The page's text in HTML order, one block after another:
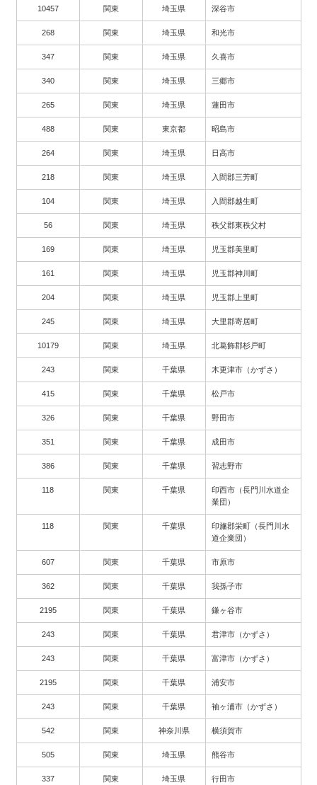
10457 関東 埼玉県 深谷市
268 関東 埼玉県 和光市
347 関東 埼玉県 久喜市
340 関東 埼玉県 三郷市
265 関東 埼玉県 蓮田市
488 関東 東京都 昭島市
264 関東 埼玉県 日高市
218 関東 埼玉県 入間郡三芳町
104 関東 埼玉県 入間郡越生町
56 関東 埼玉県 秩父郡東秩父村
169 関東 埼玉県 児玉郡美里町
161 関東 埼玉県 児玉郡神川町
204 関東 埼玉県 児玉郡上里町
245 関東 埼玉県 大里郡寄居町
10179 関東 埼玉県 北葛飾郡杉戸町
243 関東 千葉県 木更津市（かずさ）
415 関東 千葉県 松戸市
326 関東 千葉県 野田市
351 関東 千葉県 成田市
386 関東 千葉県 習志野市
118 関東 千葉県
印西市（長門川水道企
業団）
118 関東 千葉県
印旛郡栄町（長門川水
道企業団）
607 関東 千葉県 市原市
362 関東 千葉県 我孫子市
2195 関東 千葉県 鎌ヶ谷市
243 関東 千葉県 君津市（かずさ）
243 関東 千葉県 富津市（かずさ）
2195 関東 千葉県 浦安市
243 関東 千葉県 袖ヶ浦市（かずさ）
542 関東 神奈川県 横須賀市
505 関東 埼玉県 熊谷市
337 関東 埼玉県 行田市